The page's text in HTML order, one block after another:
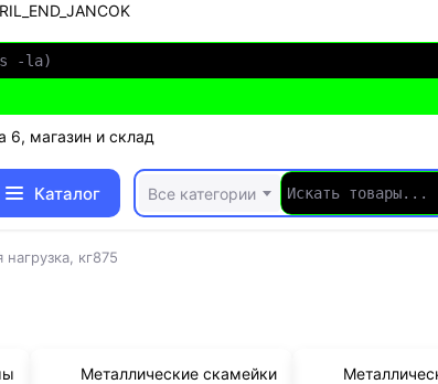
6, магазин и склад
Каталог Все категории
кг875
Металлические скамейки